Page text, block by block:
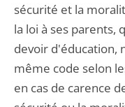
sécurité et la
la loi à ses parents,
devoir d'éducation,
même code selon
en cas de carence